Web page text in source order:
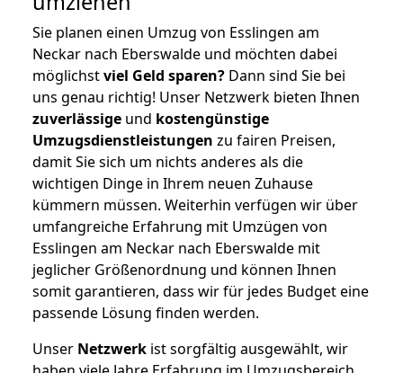
Sie planen einen Umzug von Esslingen am
Neckar nach Eberswalde und möchten dabei
möglichstviel Geld sparen? Dann sind Sie bei
uns genau richtig! Unser Netzwerk bieten Ihnen
zuverlässige und kostengünstige
Umzugsdienstleistungen zu fairen Preisen,
damit Sie sich um nichts anderes als die
wichtigen Dinge in Ihrem neuen Zuhause
kümmern müssen. Weiterhin verfügen wir über
umfangreiche Erfahrung mit Umzügen von
Esslingen am Neckar nach Eberswalde mit
jeglicher Größenordnung und können Ihnen
somit garantieren, dass wir für jedes Budget eine
passende Lösung finden werden.
Unser Netzwerk ist sorgfältig ausgewählt, wir